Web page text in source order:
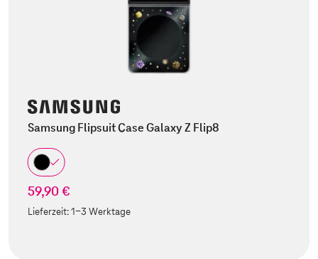
Samsung Flipsuit Case Galaxy Z Flip8
59,90 €
Lieferzeit:1-3 Werktage